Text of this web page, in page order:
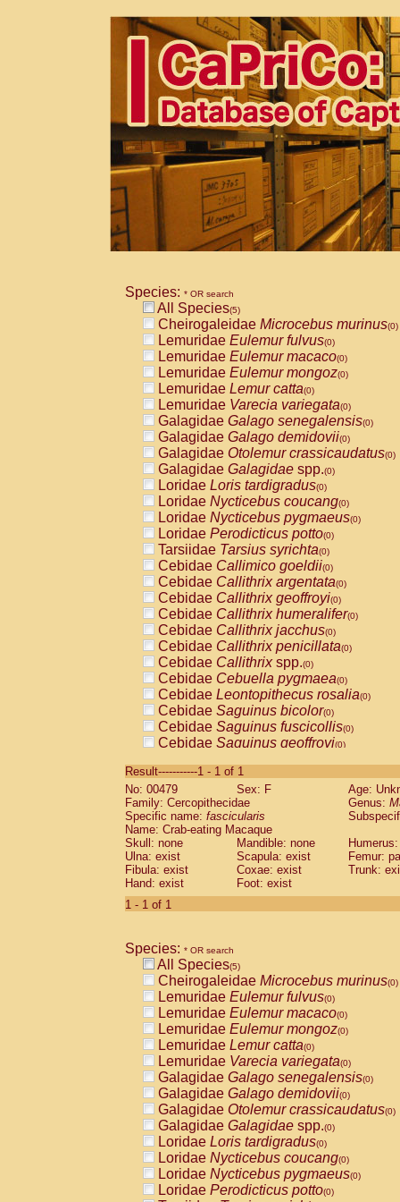
Species: * OR search
All Species(5)
Cheirogaleidae Microcebus murinus(0)
Lemuridae Eulemur fulvus(0)
Lemuridae Eulemur macaco(0)
Lemuridae Eulemur mongoz(0)
Lemuridae Lemur catta(0)
Lemuridae Varecia variegata(0)
Galagidae Galago senegalensis(0)
Galagidae Galago demidovii(0)
Galagidae Otolemur crassicaudatus(0)
Galagidae Galagidae spp.(0)
Loridae Loris tardigradus(0)
Loridae Nycticebus coucang(0)
Loridae Nycticebus pygmaeus(0)
Loridae Perodicticus potto(0)
Tarsiidae Tarsius syrichta(0)
Cebidae Callimico goeldii(0)
Cebidae Callithrix argentata(0)
Cebidae Callithrix geoffroyi(0)
Cebidae Callithrix humeralifer(0)
Cebidae Callithrix jacchus(0)
Cebidae Callithrix penicillata(0)
Cebidae Callithrixspp.(0)
Cebidae Cebuella pygmaea(0)
Cebidae Leontopithecus rosalia(0)
Cebidae Saguinus bicolor(0)
Cebidae Saguinus fuscicollis(0)
Cebidae Saguinus geoffroyi(0)
CebidaeSaguinus labiatus(0)
Cebidae Saguinus leucopus (0)
CebidaeSaguinus midas
CebidaeSaguinus mystax
Cebidae Saguinus nigricollis (1)
Cebidae Saguinus oedipus
Cebidae Saguinus weddelli
Cebidae Saguinusspp.
Cebidae
CebidaeCebus capucinus
CebidaeCebus nigrivittatus
CebidaeCebus spp.(0)
CebidaeSaimiri boliviensis(0)
CebidaeSaimiri sciureus(0)
AtelidaeAlouatta caraya(0)
AtelidaeAlouatta fusca(0)
AtelidaeAlouatta seniculus(0)
AtelidaeAlouattaspp.(0)
AtelidaeAteles belzebuth(0)
AtelidaeAteles geoffroyi(0)
AtelidaeAteles paniscus(0)
AtelidaeAtelesspp.(0)
AtelidaeLagothrix lagothricha(0)
AtelidaeLagothrix lagothricha cana
PitheciidaeCacajao calvus
Result-----------1 - 1 of 1
No: 00479
Sex: F
Age:
Family: Cercopithecidae
Genus:
Specific name: fascicularis
Name: Crab-eating Macaque
Skull: none
Mandible: none
Ulna: exist
Scapula: exist
Femur:
Fibula: exist
Coxae: exist
Trunk:
Hand: exist
Foot: exist
1 - 1 of 1
Species: * OR search
All Species(5)
Cheirogaleidae Microcebus murinus(0)
Lemuridae Eulemur fulvus(0)
Lemuridae Eulemur macaco(0)
Lemuridae Eulemur mongoz(0)
Lemuridae Lemur catta(0)
Lemuridae Varecia variegata(0)
Galagidae Galago senegalensis(0)
Galagidae Galago demidovii(0)
Galagidae Otolemur crassicaudatus(0)
Galagidae Galagidae spp.(0)
Loridae Loris tardigradus(0)
Loridae Nycticebus coucang(0)
Loridae Nycticebus pygmaeus(0)
Loridae Perodicticus potto(0)